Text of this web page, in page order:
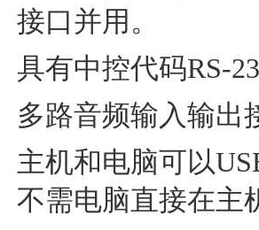
接口并用。
具有中控代码RS-
多路音频输入输出
主机和电脑可以
不需电脑直接在主